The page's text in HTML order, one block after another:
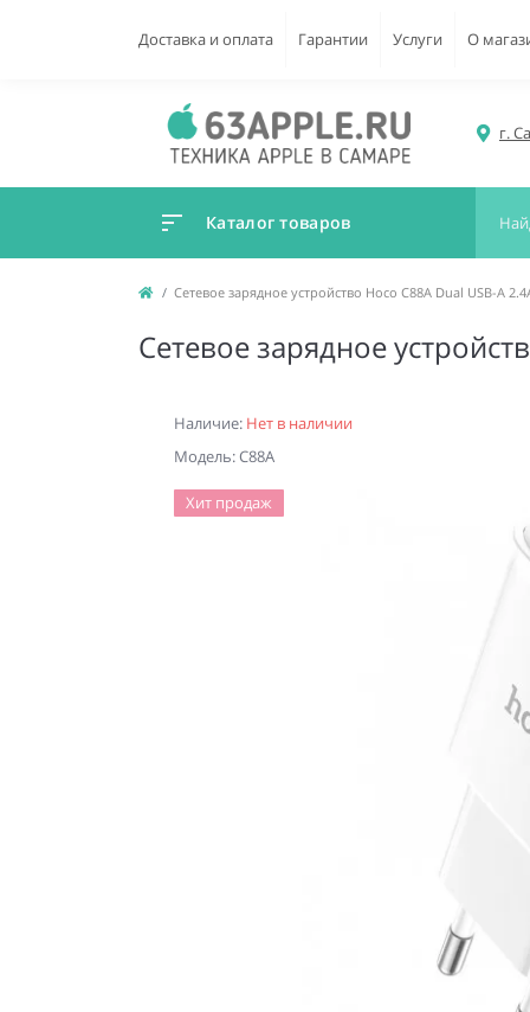
Доставка и оплата Гарантии Услуги О
г.
Каталог товаров
Сетевое зарядное устройство Hoco C88A Dual USB-A
Сетевое зарядное
Наличие: Нет в наличии
Модель: C88A
Хит продаж